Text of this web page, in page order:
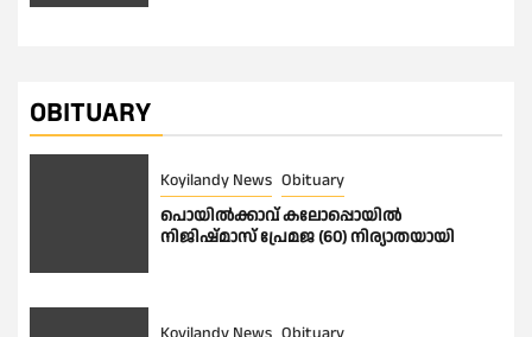
OBITUARY
Koyilandy News Obituary
പൊയിൽക്കാവ് കലോപ്പൊയിൽ
നിജിഷ്മാസ് പ്രേമജ (60) നിര്യാതയായി